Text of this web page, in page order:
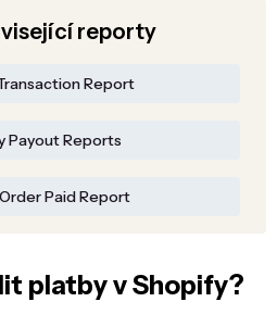
reporty
Report
Payout Reports
Paid Report
platby v Shopify?